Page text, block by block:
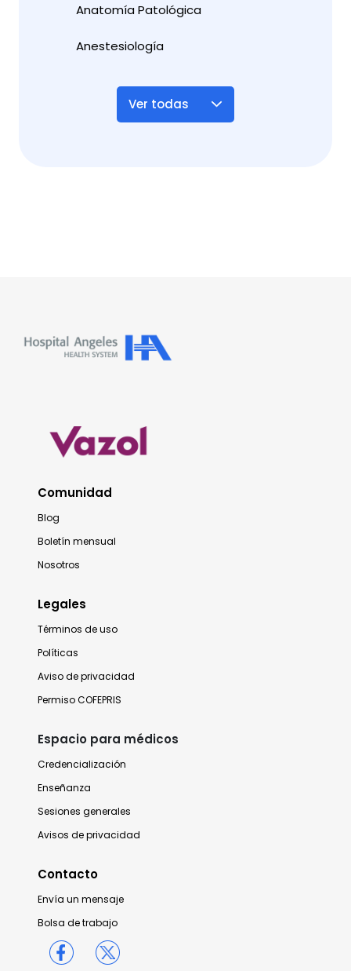
Anatomía Patológica
Anestesiología
Ver todas
Comunidad
Blog
Boletín mensual
Nosotros
Legales
Términos de uso
Políticas
Aviso de privacidad
Permiso COFEPRIS
Espacio para médicos
Credencialización
Enseñanza
Sesiones generales
Avisos de privacidad
Contacto
Envía un mensaje
Bolsa de trabajo